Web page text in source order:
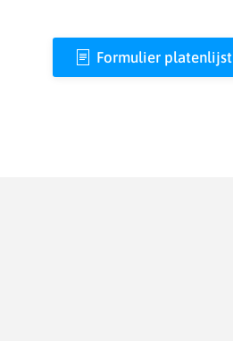
Formulier platenlijst